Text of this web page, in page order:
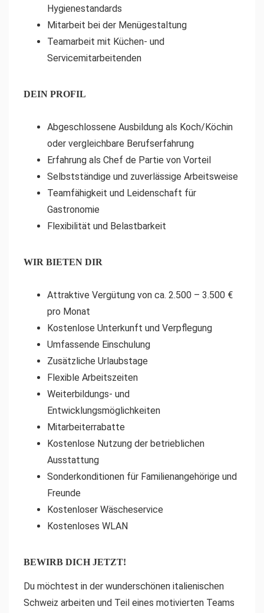
Hygienestandards
Mitarbeit bei der Menügestaltung
Teamarbeit mit Küchen- und
Servicemitarbeitenden
DEIN PROFIL
Abgeschlossene Ausbildung als Koch/Köchin
oder vergleichbare Berufserfahrung
Erfahrung als Chef de Partie von Vorteil
Selbstständige und zuverlässige Arbeitsweise
Teamfähigkeit und Leidenschaft für
Gastronomie
Flexibilität und Belastbarkeit
WIR BIETEN DIR
Attraktive Vergütung von ca. 2.500 – 3.500 €
pro Monat
Kostenlose Unterkunft und Verpflegung
Umfassende Einschulung
Zusätzliche Urlaubstage
Flexible Arbeitszeiten
Weiterbildungs- und
Entwicklungsmöglichkeiten
Mitarbeiterrabatte
Kostenlose Nutzung der betrieblichen
Ausstattung
Sonderkonditionen für Familienangehörige und
Freunde
Kostenloser Wäscheservice
Kostenloses WLAN
BEWIRB DICH JETZT!
Du möchtest in der wunderschönen italienischen
Schweiz arbeiten und Teil eines motivierten Teams